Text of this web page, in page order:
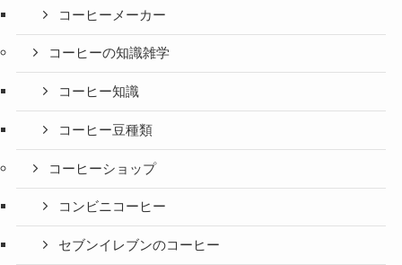
コーヒーメーカー
コーヒーの知識雑学
コーヒー知識
コーヒー豆種類
コーヒーショップ
コンビニコーヒー
セブンイレブンのコーヒー